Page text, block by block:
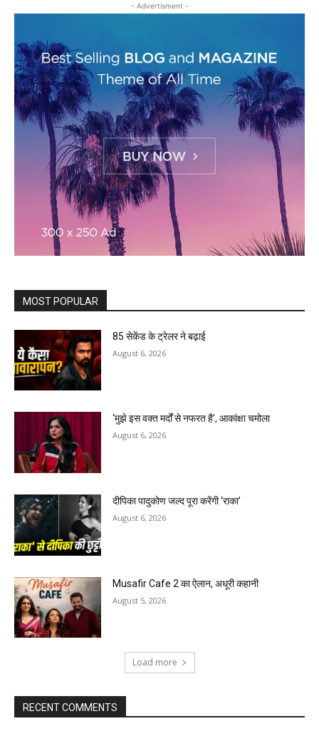
- Advertisment -
MOST POPULAR
85 सेकेंड के ट्रेलर ने बढ़ाई
August 6, 2026
‘मुझे इस वक्त मर्दों से नफरत है’, आकांक्षा चमोला
August 6, 2026
दीपिका पादुकोण जल्द पूरा करेंगी ‘राका’
August 6, 2026
Musafir Cafe 2 का ऐलान, अधूरी कहानी
August 5, 2026
Load more
RECENT COMMENTS